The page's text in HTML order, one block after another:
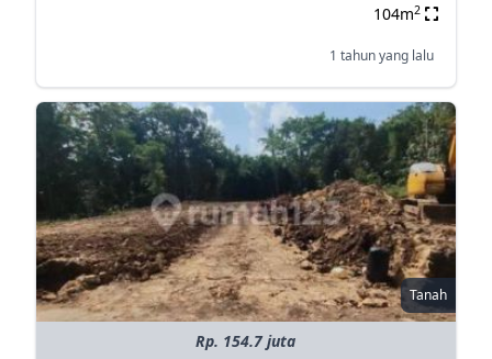
104m2
1 tahun yang lalu
Tanah
Rp. 154.7 juta